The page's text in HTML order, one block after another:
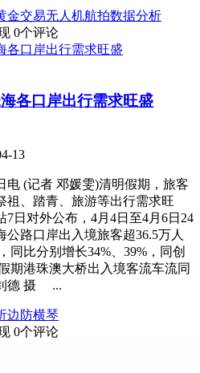
金交易无人机航拍数据分析
0个评论
各口岸出行需求旺盛
13
(记者 邓媛雯)清明假期，旅客
祖、踏青、旅游等出行需求旺
7日对外公布，4月4日至4月6日24
公路口岸出入境旅客超36.5万人
同比分别增长34%、39%，同创
期港珠澳大桥出入境客流车流同
德 摄 ...
边防横琴
0个评论